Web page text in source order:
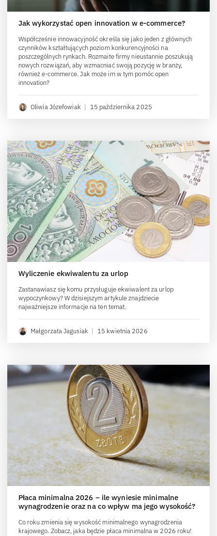
Jak wykorzystać open innovation w e-commerce?
Współcześnie innowacyjność określa się jako jeden z głównych
czynników kształtujących poziom konkurencyjności na
poszczególnych rynkach. Rozmaite firmy nieustannie poszukują
nowych rozwiązań, aby wzmacniać swoją pozycję w branży,
również e-commerce. Jak może im w tym pomóc open
innovation?
Oliwia Józefowiak | 15 października 2025
Wyliczenie ekwiwalentu za urlop
Zastanawiasz się komu przysługuje ekwiwalent za urlop
wypoczynkowy? W dzisiejszym artykule znajdziecie
najważniejsze informacje na ten temat.
Małgorzata Jagusiak | 15 kwietnia 2026
Płaca minimalna 2026 – ile wyniesie minimalne
wynagrodzenie oraz na co wpływ ma jego wysokość?
Co roku zmienia się wysokość minimalnego wynagrodzenia
krajowego. Zobacz, jaka będzie płaca minimalna w 2026 roku!